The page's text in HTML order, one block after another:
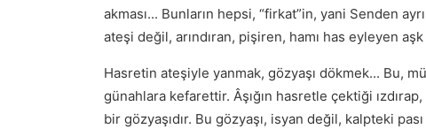
akması... Bunların hepsi, “firkat”in, yani Senden
ateşi değil, arındıran, pişiren, hamı has eyleyen
Hasretin ateşiyle yanmak, gözyaşı dökmek... Bu,
günahlara kefarettir. Âşığın hasretle çektiği
bir gözyaşıdır. Bu gözyaşı, isyan değil, kalpteki